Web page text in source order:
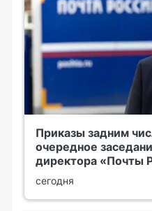
Приказы задним
очередное
директора «Почты
сегодня